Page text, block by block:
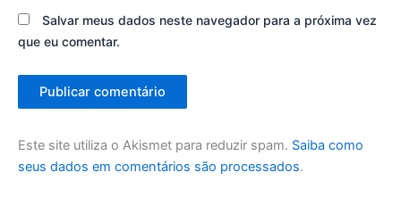
Salvar meus dados neste navegador para a próxima vez
que eu comentar.
Este site utiliza o Akismet para reduzir spam. Saiba como
seus dados em comentários são processados.